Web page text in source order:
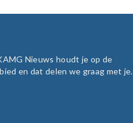
Nieuws houdt je op de
en dat delen we graag met je.